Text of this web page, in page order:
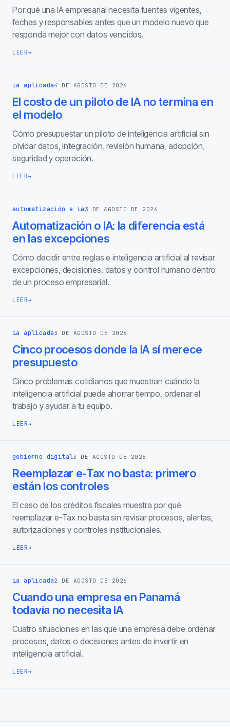
Por qué una IA empresarial necesita fuentes vigentes,
fechas y responsables antes que un modelo nuevo que
responda mejor con datos vencidos.
LEER→
ia aplicada4 DE AGOSTO DE 2026
El costo de un piloto de IA no termina en
el modelo
Cómo presupuestar un piloto de inteligencia artificial sin
olvidar datos, integración, revisión humana, adopción,
seguridad y operación.
LEER→
automatización e ia 3 DE AGOSTO DE 2026
Automatización o IA: la diferencia está
en las excepciones
Cómo decidir entre reglas e inteligencia artificial al revisar
excepciones, decisiones, datos y control humano dentro
de un proceso empresarial.
LEER→
ia aplicada3 DE AGOSTO DE 2026
Cinco procesos donde la IA sí merece
presupuesto
Cinco problemas cotidianos que muestran cuándo la
inteligencia artificial puede ahorrar tiempo, ordenar el
trabajo y ayudar a tu equipo.
LEER→
gobierno digital3 DE AGOSTO DE 2026
Reemplazar e-Tax no basta: primero
están los controles
El caso de los créditos fiscales muestra por qué
reemplazar e-Tax no basta sin revisar procesos, alertas,
autorizaciones y controles institucionales.
LEER→
ia aplicada2 DE AGOSTO DE 2026
Cuando una empresa en Panamá
todavía no necesita IA
Cuatro situaciones en las que una empresa debe ordenar
procesos, datos o decisiones antes de invertir en
inteligencia artificial.
LEER→